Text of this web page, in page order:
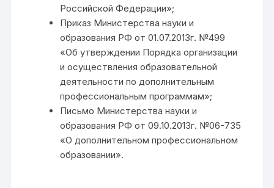
Российской Федерации»;
Приказ Министерства науки и
образования РФ от 01.07.2013г. №499
«Об утверждении Порядка организации
и осуществления образовательной
деятельности по дополнительным
профессиональным программам»;
Письмо Министерства науки и
образования РФ от 09.10.2013г. №06-735
«О дополнительном профессиональном
образовании».